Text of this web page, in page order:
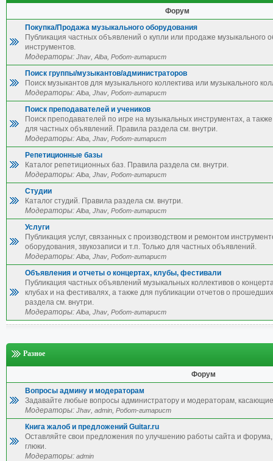
Форум
Покупка/Продажа музыкального оборудования
Публикация частных объявлений о купли или продаже музыкального
инструментов.
Модераторы: Jhav,Alba, Робот-гитарист
Поиск группы/музыкантов/администраторов
Поиск музыкантов для музыкального коллектива или музыкального
Модераторы:Alba, Jhav, Робот-гитарист
Поиск преподавателей и учеников
Поиск преподавателей по игре на музыкальных инструментах, а также
для частных объявлений. Правила раздела см. внутри.
Модераторы:Alba, Jhav, Робот-гитарист
Репетиционные базы
Каталог репетиционных баз. Правила раздела см. внутри.
Модераторы:Alba, Jhav, Робот-гитарист
Студии
Каталог студий. Правила раздела см. внутри.
Модераторы:Alba, Jhav, Робот-гитарист
Услуги
Публикация услуг, связанных с производством и ремонтом
оборудования, звукозаписи и т.п. Только для частных объявлений.
Модераторы:Alba, Jhav, Робот-гитарист
Объявления и отчеты о концертах, клубы, фестивали
Публикация частных объявлений музыкальных коллективов о
клубах и на фестивалях, а также для публикации отчетов о
раздела см. внутри.
Модераторы:Alba, Jhav, Робот-гитарист
Разное
Форум
Вопросы админу и модераторам
Задавайте любые вопросы администратору и модераторам,
Модераторы: Jhav, admin, Робот-гитарист
Книга жалоб и предложений Guitar.ru
Оставляйте свои предложения по улучшению работы сайта и
глюки.
Модераторы: admin